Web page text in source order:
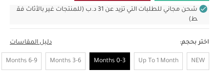
شحن مجاني للطلبات التي تزيد عن 31 د.ب (للمنتجات غير بالأثاث فق
ط)
اختر بحجم: دليل المقاسات
NEW
Up To 1 Month
0-3 Months
3-6 Months
6-9 Months